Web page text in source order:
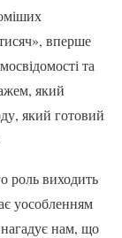
вперше
та
який
який готовий
роль виходить
уособленням
нагадує нам, що